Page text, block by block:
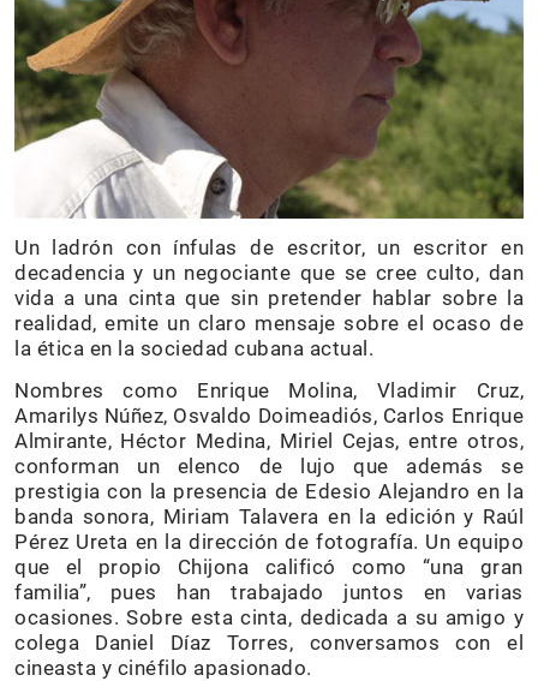
Un ladrón con ínfulas de escritor, un escritor en
decadencia y un negociante que se cree culto, dan
vida a una cinta que sin pretender hablar sobre la
realidad, emite un claro mensaje sobre el ocaso de
la ética en la sociedad cubana actual.
Nombres como Enrique Molina, Vladimir Cruz,
Amarilys Núñez, Osvaldo Doimeadiós, Carlos Enrique
Almirante, Héctor Medina, Miriel Cejas, entre otros,
conforman un elenco de lujo que además se
prestigia con la presencia de Edesio Alejandro en la
banda sonora, Miriam Talavera en la edición y Raúl
Pérez Ureta en la dirección de fotografía. Un equipo
que el propio Chijona calificó como “una gran
familia”, pues han trabajado juntos en varias
ocasiones. Sobre esta cinta, dedicada a su amigo y
colega Daniel Díaz Torres, conversamos con el
cineasta y cinéfilo apasionado.